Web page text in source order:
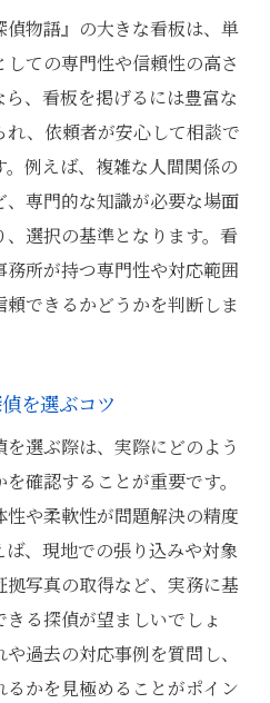
物語』の大きな看板は、単
ての専門性や信頼性の高さ
、看板を掲げるには豊富な
、依頼者が安心して相談で
例えば、複雑な人間関係の
専門的な知識が必要な場面
選択の基準となります。看
所が持つ専門性や対応範囲
できるかどうかを判断しま
を選ぶコツ
選ぶ際は、実際にどのよう
確認することが重要です。
や柔軟性が問題解決の精度
、現地での張り込みや対象
写真の取得など、実務に基
る探偵が望ましいでしょ
過去の対応事例を質問し、
かを見極めることがポイン